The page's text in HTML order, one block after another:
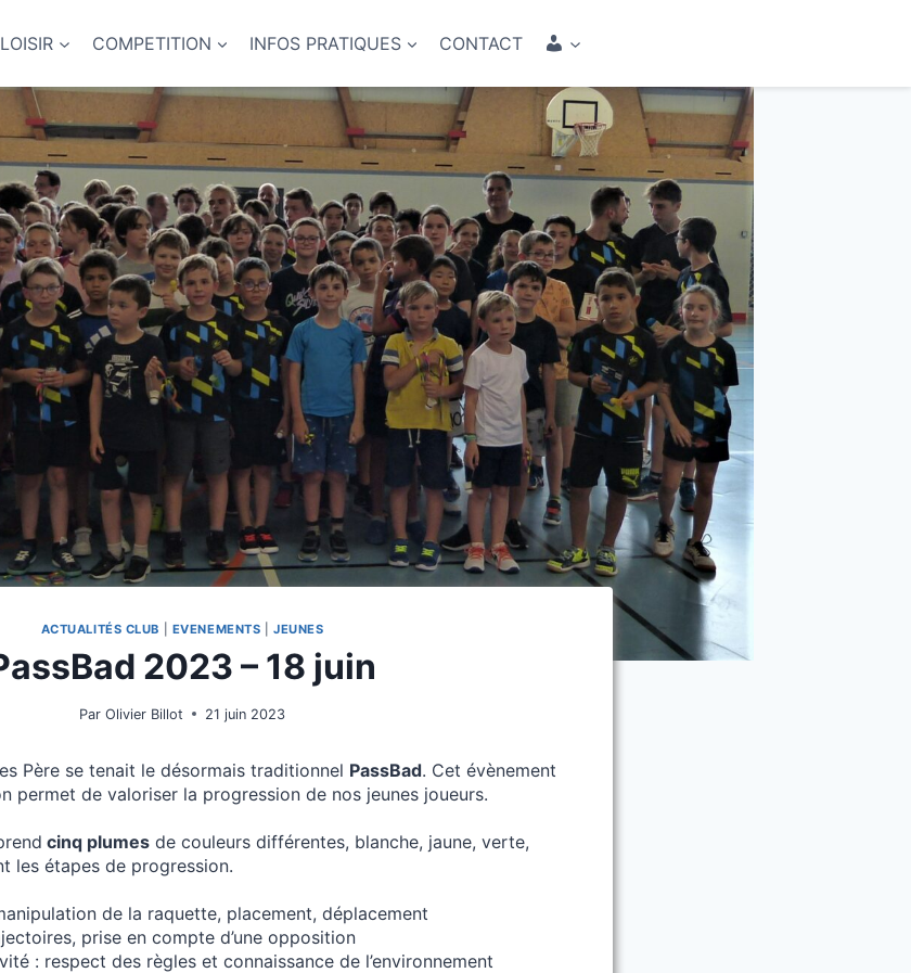
LOISIR COMPETITION INFOS PRATIQUES CONTACT COMPTE
ACTUALITÉS CLUB EVENEMENTS JEUNES
2023 – 18 juin
Par Olivier Billot 21 juin 2023
Père se tenait le désormais traditionnel PassBad. Cet évènement
permet de valoriser la progression de nos jeunes joueurs.
cinq plumes de couleurs différentes, blanche, jaune, verte,
les étapes de progression.
de la raquette, placement, déplacement
prise en compte d’une opposition
: respect des règles et connaissance de l’environnement